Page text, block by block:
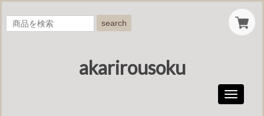
search
akarirousoku
Toggle